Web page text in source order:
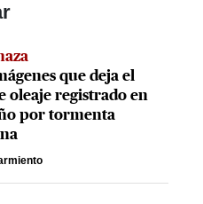
que deja el
oleaje registrado en
por tormenta